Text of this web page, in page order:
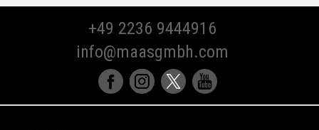
+49 2236 9444916
info@maasgmbh.com